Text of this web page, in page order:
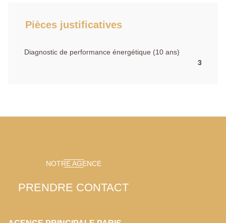
Pièces justificatives
Diagnostic de performance énergétique (10 ans)
3
NOTRE AGENCE
PRENDRE CONTACT